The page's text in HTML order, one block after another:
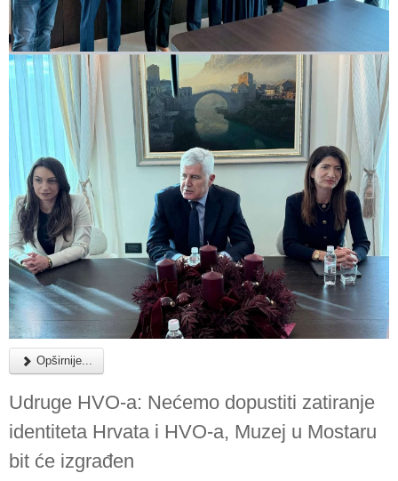
Opširnije...
Udruge HVO-a: Nećemo dopustiti zatiranje
identiteta Hrvata i HVO-a, Muzej u Mostaru
bit će izgrađen